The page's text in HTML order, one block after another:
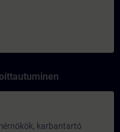
karbantartó